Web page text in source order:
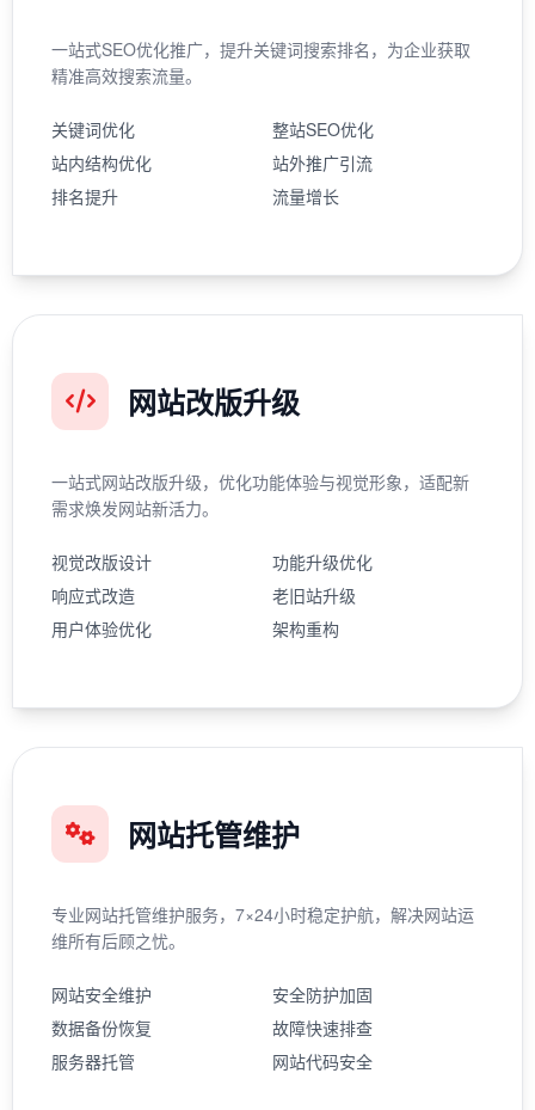
一站式SEO优化推广，提升关键词搜索排名，为企业获取
精准高效搜索流量。
关键词优化
整站SEO优化
站内结构优化
站外推广引流
排名提升
流量增长
网站改版升级
一站式网站改版升级，优化功能体验与视觉形象，适配新
需求焕发网站新活力。
视觉改版设计
功能升级优化
响应式改造
老旧站升级
用户体验优化
架构重构
网站托管维护
专业网站托管维护服务，7×24小时稳定护航，解决网站运
维所有后顾之忧。
网站安全维护
安全防护加固
数据备份恢复
故障快速排查
服务器托管
网站代码安全